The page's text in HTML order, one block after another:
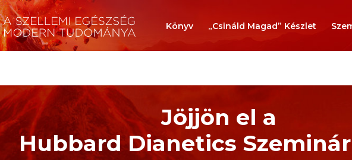
Könyv „Csináld Magad” Készlet
Jöjjön el a
Hubbard Dianetics